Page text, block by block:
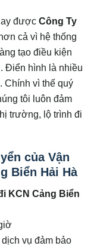
được Công Ty
cả vì hệ thống
tạo điều kiện
Điển hình là nhiều
Chính vì thế quý
tôi luôn đảm
trường, lộ trình đi
của Vận
Biển Hải Hà
KCN Cảng Biển
vụ đảm bảo